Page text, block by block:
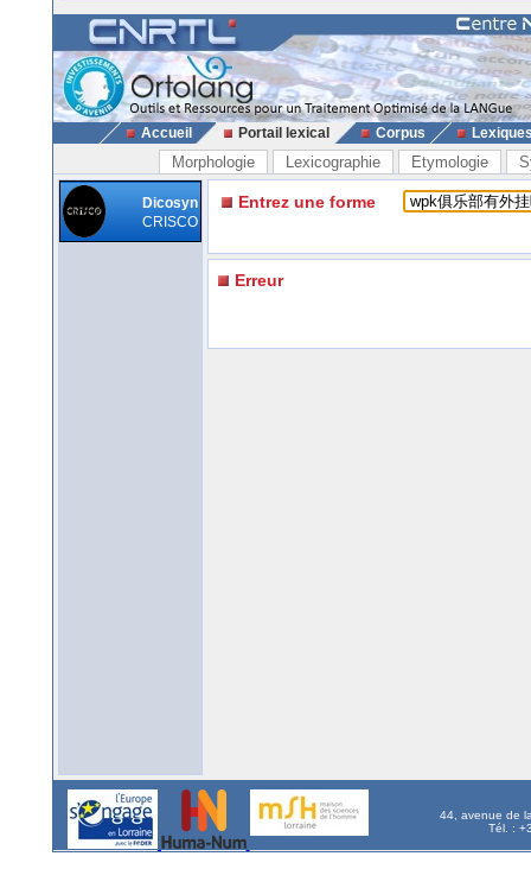
Accueil Portail lexical Corpus
Morphologie Lexicographie Etymologie
Dicosyn
CRISCO
Entrez une forme
Erreur
44, avenue de
Tél. :